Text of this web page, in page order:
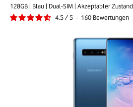
128GB | Blau | Dual-SIM | Akzeptabler Zustand
4.5/5 - 160 Bewertungen